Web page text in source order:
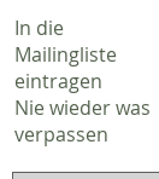
In die
Mailingliste
eintragen
Nie wieder was
verpassen